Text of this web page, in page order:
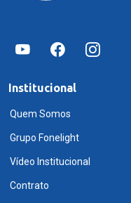
Institucional
Quem Somos
Grupo Fonelight
Vídeo Institucional
Contrato